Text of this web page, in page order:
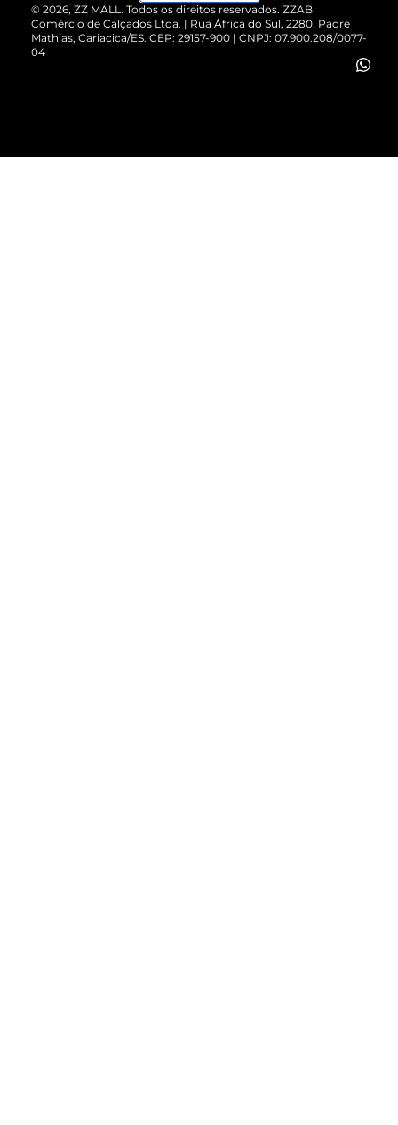
Cartão Presente
Vendas Corporativas
© 2026, ZZ MALL. Todos os direitos reservados. ZZAB
Comércio de Calçados Ltda. | Rua África do Sul, 2280. Padre
Mathias, Cariacica/ES. CEP: 29157-900 | CNPJ: 07.900.208/0077-
04